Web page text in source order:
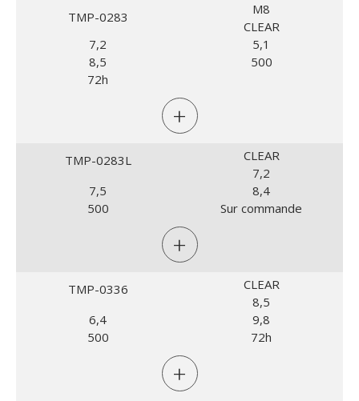
TMP-0283
M8
CLEAR
7,2
5,1
8,5
500
72h
+
TMP-0283L
CLEAR
7,2
7,5
8,4
500
Sur commande
+
TMP-0336
CLEAR
8,5
6,4
9,8
500
72h
+